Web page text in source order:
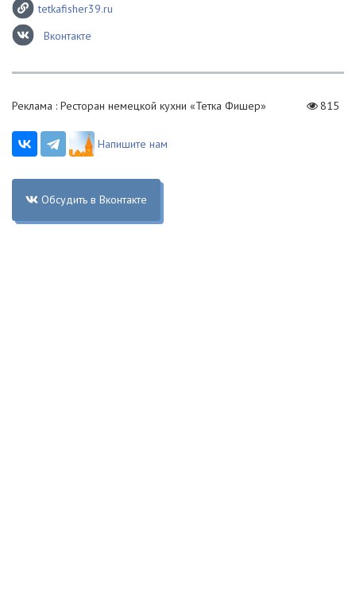
tetkafisher39.ru
Вконтакте
815
Реклама : Ресторан немецкой кухни «Тетка Фишер»
Напишите нам
Обсудить в Вконтакте